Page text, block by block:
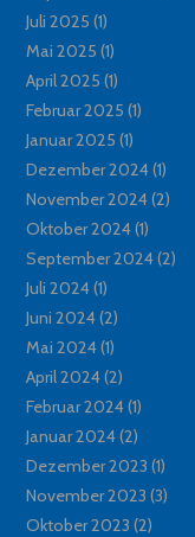
Juli 2025 (1)
Mai 2025 (1)
April 2025 (1)
Februar 2025 (1)
Januar 2025 (1)
Dezember 2024(1)
November 2024(2)
Oktober 2024(1)
September 2024(2)
Juli 2024(1)
Juni 2024(2)
Mai 2024(1)
April 2024(2)
Februar 2024(1)
Januar 2024(2)
Dezember 2023 (1)
November 2023 (3)
Oktober 2023 (2)